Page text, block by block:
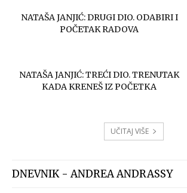
NATAŠA JANJIĆ: DRUGI DIO. ODABIRI I
POČETAK RADOVA
NATAŠA JANJIĆ: TREĆI DIO. TRENUTAK
KADA KRENEŠ IZ POČETKA
UČITAJ VIŠE
DNEVNIK - ANDREA ANDRASSY